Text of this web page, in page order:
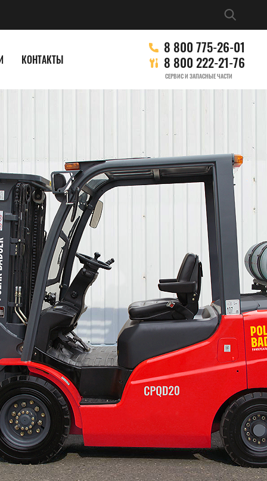
КОНТАКТЫ
8 800 775-26-01
8 800 222-21-76
СЕРВИС И ЗАПАСНЫЕ ЧАСТИ